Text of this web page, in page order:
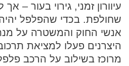
עיוורון זמני, גירוי בעור –
שחולפת. בכדי שהפלפל
אנשי החוק והמשטרה על
היצרנים פעלו למציאת
מרוכז בשילוב על הרכב פלפל